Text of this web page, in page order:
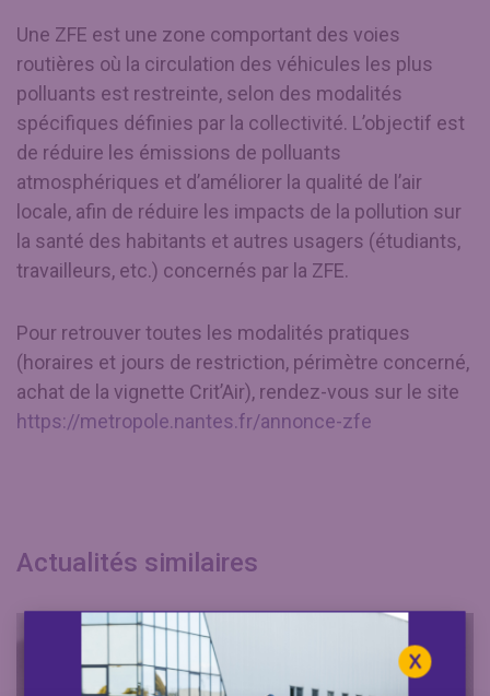
Une ZFE est une zone comportant des voies
routières où la circulation des véhicules les plus
polluants est restreinte, selon des modalités
spécifiques définies par la collectivité. L’objectif est
de réduire les émissions de polluants
atmosphériques et d’améliorer la qualité de l’air
locale, afin de réduire les impacts de la pollution sur
la santé des habitants et autres usagers (étudiants,
travailleurs, etc.) concernés par la ZFE.
Pour retrouver toutes les modalités pratiques
(horaires et jours de restriction, périmètre concerné,
achat de la vignette Crit’Air), rendez-vous sur le site
https://metropole.nantes.fr/annonce-zfe
Actualités similaires